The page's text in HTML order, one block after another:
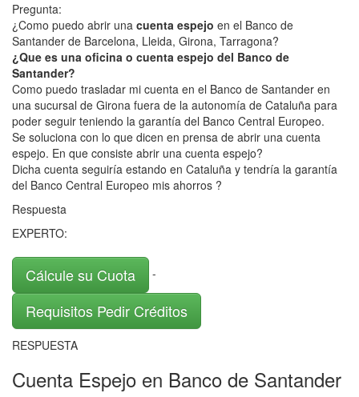
Pregunta:
¿Como puedo abrir una cuenta espejo en el Banco de
Santander de Barcelona, Lleida, Girona, Tarragona?
¿Que es una oficina o cuenta espejo del Banco de
Santander?
Como puedo trasladar mi cuenta en el Banco de Santander en
una sucursal de Girona fuera de la autonomía de Cataluña para
poder seguir teniendo la garantía del Banco Central Europeo.
Se soluciona con lo que dicen en prensa de abrir una cuenta
espejo. En que consiste abrir una cuenta espejo?
Dicha cuenta seguiría estando en Cataluña y tendría la garantía
del Banco Central Europeo mis ahorros ?
Respuesta
EXPERTO:
Cálcule su Cuota -
Requisitos Pedir Créditos
RESPUESTA
Cuenta Espejo en Banco de Santander